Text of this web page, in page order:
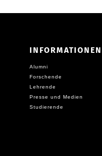
INFORMATIONEN
Alumni
Forschende
Lehrende
Presse und Medien
Studierende